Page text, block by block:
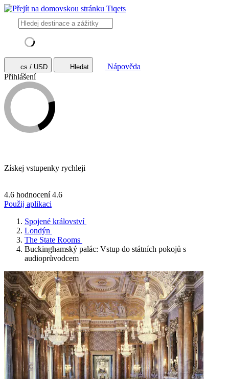
cs / USD Hledat
Nápověda
Přihlášení
Získej vstupenky rychleji
4.6 hodnocení 4.6
Použij aplikaci
Spojené království
Londýn
The State Rooms
Buckinghamský palác: Vstup do státních pokojů s
audioprůvodcem